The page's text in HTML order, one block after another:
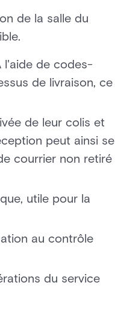
de la salle du
l'aide de codes-
de livraison, ce
de leur colis et
peut ainsi se
courrier non retiré
utile pour la
au contrôle
du service